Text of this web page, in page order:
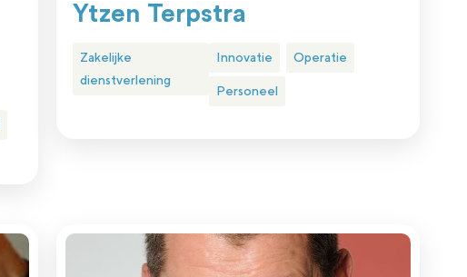
Ytzen Terpstra
Zakelijke
dienstverlening
Innovatie Operatie
Personeel